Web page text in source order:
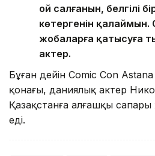
ой салғанын, белгілі
көтергенін
жобаларға қатысуға
актер.
Бұған дейін Comic Con
қонағы, даниялық актер
Қазақстанға алғашқы
еді.